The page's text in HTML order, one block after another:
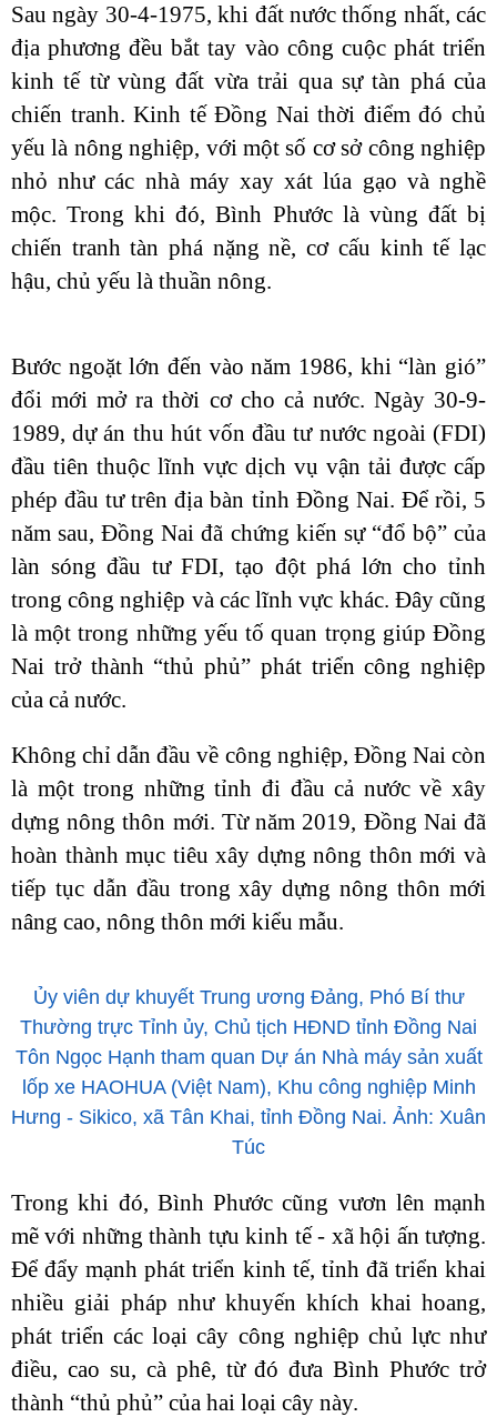
Sau ngày 30-4-1975, khi đất nước thống nhất, các
địa phương đều bắt tay vào công cuộc phát triển
kinh tế từ vùng đất vừa trải qua sự tàn phá của
chiến tranh. Kinh tế Đồng Nai thời điểm đó chủ
yếu là nông nghiệp, với một số cơ sở công nghiệp
nhỏ như các nhà máy xay xát lúa gạo và nghề
mộc. Trong khi đó, Bình Phước là vùng đất bị
chiến tranh tàn phá nặng nề, cơ cấu kinh tế lạc
hậu, chủ yếu là thuần nông.
Bước ngoặt lớn đến vào năm 1986, khi “làn gió”
đổi mới mở ra thời cơ cho cả nước. Ngày 30-9-
1989, dự án thu hút vốn đầu tư nước ngoài (FDI)
đầu tiên thuộc lĩnh vực dịch vụ vận tải được cấp
phép đầu tư trên địa bàn tỉnh Đồng Nai. Để rồi, 5
năm sau, Đồng Nai đã chứng kiến sự “đổ bộ” của
làn sóng đầu tư FDI, tạo đột phá lớn cho tỉnh
trong công nghiệp và các lĩnh vực khác. Đây cũng
là một trong những yếu tố quan trọng giúp Đồng
Nai trở thành “thủ phủ” phát triển công nghiệp
của cả nước.
Không chỉ dẫn đầu về công nghiệp, Đồng Nai còn
là một trong những tỉnh đi đầu cả nước về xây
dựng nông thôn mới. Từ năm 2019, Đồng Nai đã
hoàn thành mục tiêu xây dựng nông thôn mới và
tiếp tục dẫn đầu trong xây dựng nông thôn mới
nâng cao, nông thôn mới kiểu mẫu.
Ủy viên dự khuyết Trung ương Đảng, Phó Bí thư
Thường trực Tỉnh ủy, Chủ tịch HĐND tỉnh Đồng Nai
Tôn Ngọc Hạnh tham quan Dự án Nhà máy sản xuất
lốp xe HAOHUA (Việt Nam), Khu công nghiệp Minh
Hưng - Sikico, xã Tân Khai, tỉnh Đồng Nai. Ảnh: Xuân
Túc
Trong khi đó, Bình Phước cũng vươn lên mạnh
mẽ với những thành tựu kinh tế - xã hội ấn tượng.
Để đẩy mạnh phát triển kinh tế, tỉnh đã triển khai
nhiều giải pháp như khuyến khích khai hoang,
phát triển các loại cây công nghiệp chủ lực như
điều, cao su, cà phê, từ đó đưa Bình Phước trở
thành “thủ phủ” của hai loại cây này.